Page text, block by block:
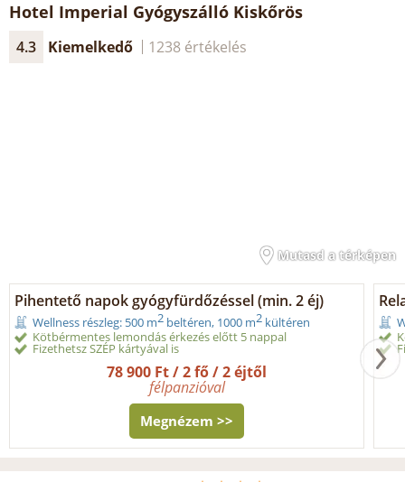
Hotel Imperial Gyógyszálló Kiskőrös
4.3 Kiemelkedő 1238 értékelés
Mutasd a térképen
Pihentető napok gyógyfürdőzéssel (min. 2 éj)
Wellness részleg: 500 m2 beltéren, 1000 m2 kültéren
Kötbérmentes lemondás érkezés előtt 5 nappal
Fizethetsz SZÉP kártyával is
78 900 Ft / 2 fő / 2 éjtől
félpanzióval
Megnézem >>